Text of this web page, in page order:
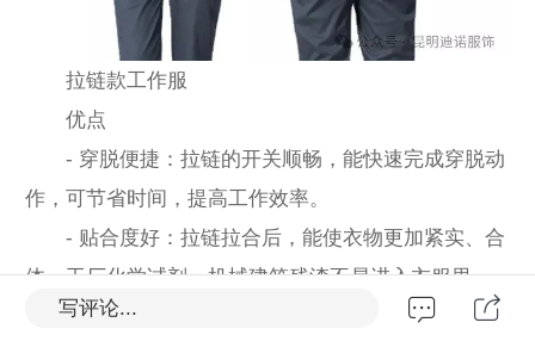
拉链款工作服
优点
- 穿脱便捷：拉链的开关顺畅，能快速完成穿脱动
作，可节省时间，提高工作效率。
- 贴合度好：拉链拉合后，能使衣物更加紧实、合
体，工厂化学试剂，机械建筑残渣不易进入衣服里。
- 成本与耐用性：对于工作服而言，拉链成本通常
写评论...